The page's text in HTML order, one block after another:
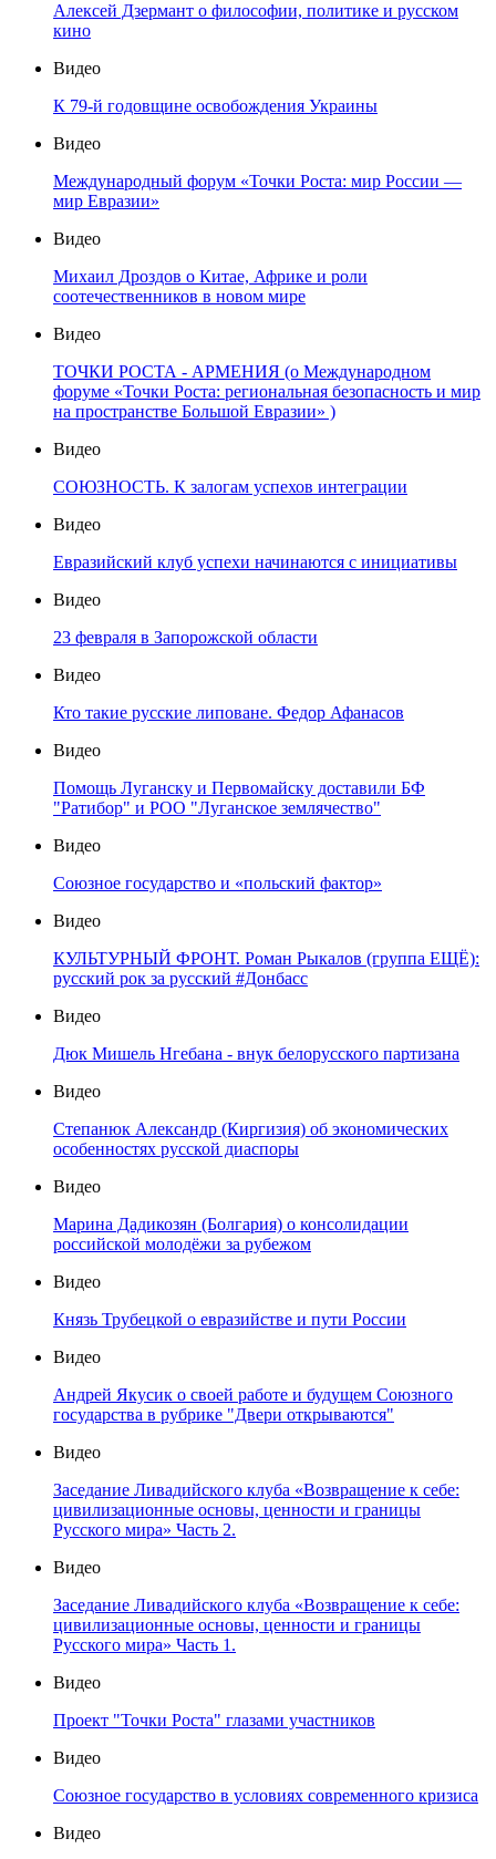
Алексей Дзермант о философии, политике и русском
кино
Видео
К 79-й годовщине освобождения Украины
Видео
Международный форум «Точки Роста: мир России —
мир Евразии»
Видео
Михаил Дроздов о Китае, Африке и роли
соотечественников в новом мире
Видео
ТОЧКИ РОСТА - АРМЕНИЯ (о Международном
форуме «Точки Роста: региональная безопасность и мир
на пространстве Большой Евразии» )
Видео
СОЮЗНОСТЬ. К залогам успехов интеграции
Видео
Евразийский клуб успехи начинаются с инициативы
Видео
23 февраля в Запорожской области
Видео
Кто такие русские липоване. Федор Афанасов
Видео
Помощь Луганску и Первомайску доставили БФ
"Ратибор" и РОО "Луганское землячество"
Видео
Союзное государство и «польский фактор»
Видео
КУЛЬТУРНЫЙ ФРОНТ. Роман Рыкалов (группа ЕЩЁ):
русский рок за русский #Донбасс
Видео
Дюк Мишель Нгебана - внук белорусского партизана
Видео
Степанюк Александр (Киргизия) об экономических
особенностях русской диаспоры
Видео
Марина Дадикозян (Болгария) о консолидации
российской молодёжи за рубежом
Видео
Князь Трубецкой о евразийстве и пути России
Видео
Андрей Якусик о своей работе и будущем Союзного
государства в рубрике "Двери открываются"
Видео
Заседание Ливадийского клуба «Возвращение к себе:
цивилизационные основы, ценности и границы
Русского мира» Часть 2.
Видео
Заседание Ливадийского клуба «Возвращение к себе:
цивилизационные основы, ценности и границы
Русского мира» Часть 1.
Видео
Проект "Точки Роста" глазами участников
Видео
Союзное государство в условиях современного кризиса
Видео